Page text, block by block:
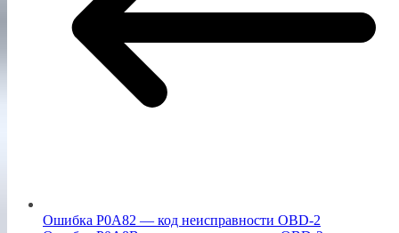
Ошибка P0A82 — код неисправности OBD-2